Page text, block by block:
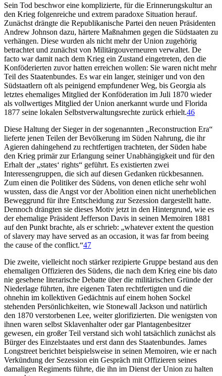
Sein Tod beschwor eine komplizierte, für die Erinnerungskultur an
den Krieg folgenreiche und extrem paradoxe Situation herauf.
Zunächst drängte die Republikanische Partei den neuen Präsidenten
Andrew Johnson dazu, härtere Maßnahmen gegen die Südstaaten zu
verhängen. Diese wurden als nicht mehr der Union zugehörig
betrachtet und zunächst von Militärgouverneuren verwaltet. De
facto war damit nach dem Krieg ein Zustand eingetreten, den die
Konföderierten zuvor hatten erreichen wollen: Sie waren nicht mehr
Teil des Staatenbundes. Es war ein langer, steiniger und von den
Südstaatlern oft als peinigend empfundener Weg, bis Georgia als
letztes ehemaliges Mitglied der Konföderation im Juli 1870 wieder
als vollwertiges Mitglied der Union anerkannt wurde und Florida
1877 seine lokalen Selbstverwaltungsrechte zurück erhielt.46
Diese Haltung der Sieger in der sogenannten „Reconstruction Era“
lieferte jenen Teilen der Bevölkerung im Süden Nahrung, die ihr
Agieren dahingehend zu rechtfertigen trachteten, der Süden habe
den Krieg primär zur Erlangung seiner Unabhängigkeit und für den
Erhalt der „states‘ rights“ geführt. Es existierten zwei
Interessengruppen, die sich auf diesen Gedanken rückbesannen.
Zum einen die Politiker des Südens, von denen etliche sehr wohl
wussten, dass die Angst vor der Abolition einen nicht unerheblichen
Beweggrund für ihre Entscheidung zur Sezession dargestellt hatte.
Dennoch drängten sie dieses Motiv jetzt in den Hintergrund, wie es
der ehemalige Präsident Jefferson Davis in seinen Memoiren 1881
auf den Punkt brachte, als er schrieb: „whatever extent the question
of slavery may have served as an occasion, it was far from beeing
the cause of the conflict.“47
Die zweite, vielleicht noch stärker rezipierte Gruppe bestand aus den
ehemaligen Offizieren des Südens, die nach dem Krieg eine bis dato
nie gesehene literarische Debatte über die militärischen Gründe der
Niederlage führten, ihre eigenen Taten rechtfertigten und die
ohnehin im kollektiven Gedächtnis auf einem hohen Sockel
stehenden Persönlichkeiten, wie Stonewall Jackson und natürlich
den 1870 verstorbenen Lee, weiter glorifizierten. Die wenigsten von
ihnen waren selbst Sklavenhalter oder gar Plantagenbesitzer
gewesen, ein großer Teil verstand sich wohl tatsächlich zunächst als
Bürger des Einzelstaates und erst dann des Staatenbundes. James
Longstreet berichtet beispielsweise in seinen Memoiren, wie er nach
Verkündung der Sezession ein Gespräch mit Offizieren seines
damaligen Regiments führte, die ihn im Dienst der Union zu halten